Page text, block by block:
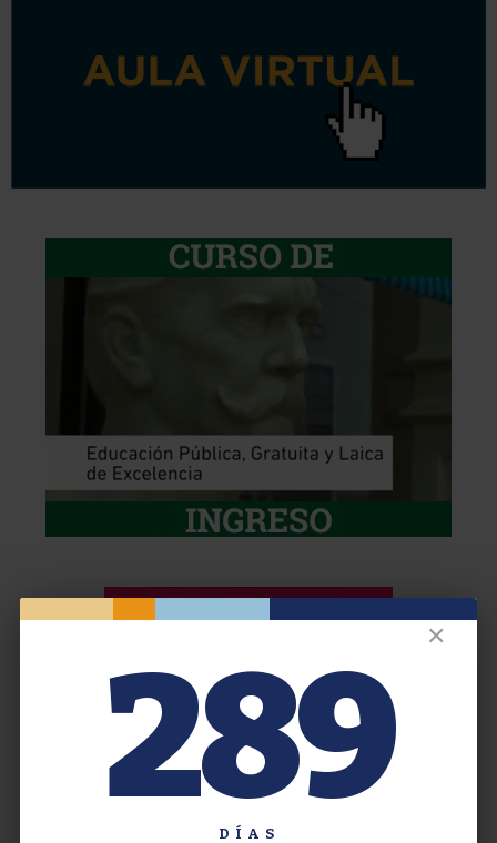
✕
289
DÍAS